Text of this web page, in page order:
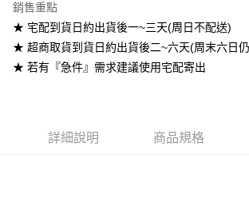
7-11取貨付款
每筆NT$60
付款後7-11取貨
每筆NT$100
銷售重點
★ 宅配到貨日約出貨後一~三天(周日不配送)
★ 超商取貨到貨日約出貨後二~六天(周末六日
★ 若有『急件』需求建議使用宅配寄出
詳細說明 商品規格